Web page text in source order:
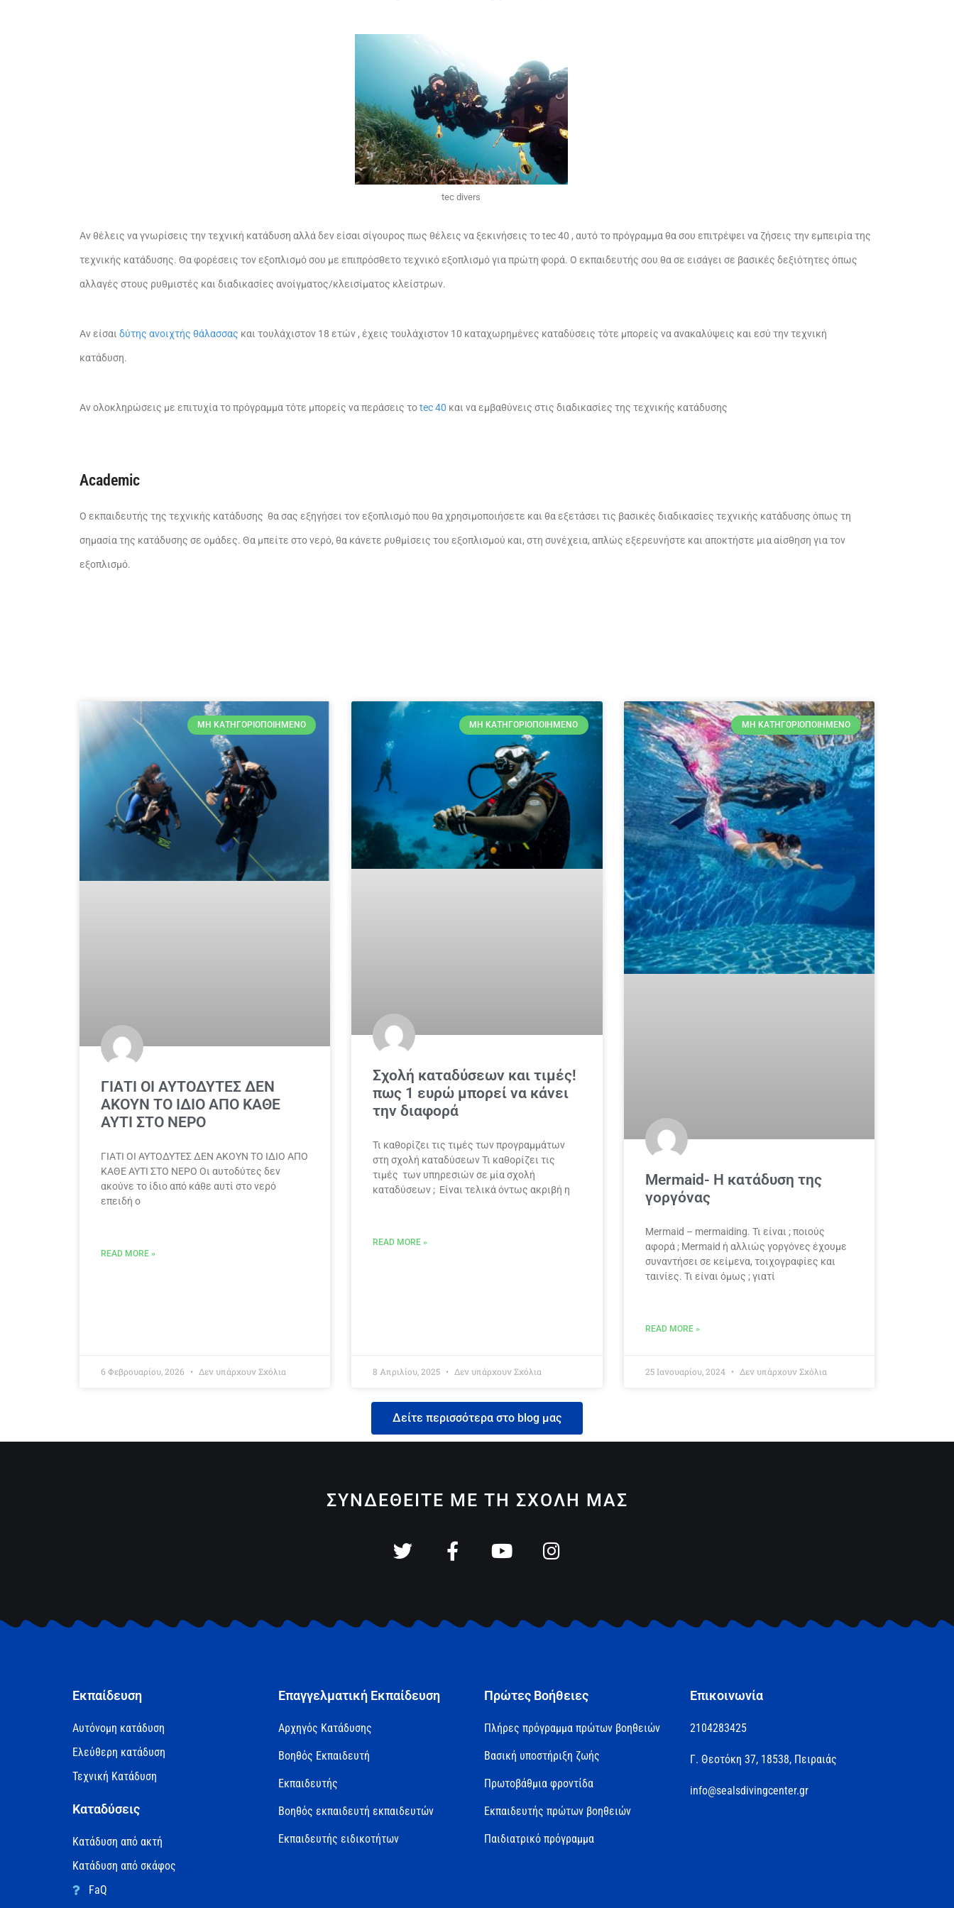
tec divers
Αν θέλεις να γνωρίσεις την τεχνική κατάδυση αλλά δεν είσαι σίγουρος πως θέλεις να ξεκινήσεις το tec 40 , αυτό το πρόγραμμα θα σου επιτρέψει να ζήσεις την εμπειρία της
τεχνικής κατάδυσης. Θα φορέσεις τον εξοπλισμό σου με επιπρόσθετο τεχνικό εξοπλισμό για πρώτη φορά. Ο εκπαιδευτής σου θα σε εισάγει σε βασικές δεξιότητες όπως
αλλαγές στους ρυθμιστές και διαδικασίες ανοίγματος/κλεισίματος κλείστρων.
Αν είσαι δύτης ανοιχτής θάλασσας και τουλάχιστον 18 ετών , έχεις τουλάχιστον 10 καταχωρημένες καταδύσεις τότε μπορείς να ανακαλύψεις και εσύ την τεχνική
κατάδυση.
Αν ολοκληρώσεις με επιτυχία το πρόγραμμα τότε μπορείς να περάσεις τοtec 40 και να εμβαθύνεις στις διαδικασίες της τεχνικής κατάδυσης
Academic
Ο εκπαιδευτής της τεχνικής κατάδυσης θα σας εξηγήσει τον εξοπλισμό που θα χρησιμοποιήσετε και θα εξετάσει τις βασικές διαδικασίες τεχνικής κατάδυσης όπως τη
σημασία της κατάδυσης σε ομάδες. Θα μπείτε στο νερό, θα κάνετε ρυθμίσεις του εξοπλισμού και, στη συνέχεια, απλώς εξερευνήστε και αποκτήστε μια αίσθηση για τον
εξοπλισμό.
ΜΗ ΚΑΤΗΓΟΡΙΟΠΟΙΗΜΈΝΟ
ΓΙΑΤΙ ΟΙ ΑΥΤΟΔΥΤΕΣ ΔΕΝ
ΑΚΟΥΝ ΤΟ ΙΔΙΟ ΑΠΟ ΚΑΘΕ
ΑΥΤΙ ΣΤΟ ΝΕΡΟ
ΓΙΑΤΙ ΟΙ ΑΥΤΟΔΥΤΕΣ ΔΕΝ ΑΚΟΥΝ ΤΟ ΙΔΙΟ ΑΠΟ
ΚΑΘΕ ΑΥΤΙ ΣΤΟ ΝΕΡΟ Οι αυτοδύτες δεν
ακούνε το ίδιο από κάθε αυτί στο νερό
επειδή ο
READ MORE »
6 Φεβρουαρίου, 2026 Δεν υπάρχουν Σχόλια
ΜΗ ΚΑΤΗΓΟΡΙΟΠΟΙΗΜΈΝΟ
Σχολή καταδύσεων και τιμές!
πως 1 ευρώ μπορεί να κάνει
την διαφορά
Τι καθορίζει τις τιμές των προγραμμάτων
στη σχολή καταδύσεων Τι καθορίζει τις
τιμές των υπηρεσιών σε μία σχολή
καταδύσεων ; Είναι τελικά όντως ακριβή η
READ MORE »
8 Απριλίου, 2025 Δεν υπάρχουν Σχόλια
ΜΗ ΚΑΤΗΓΟΡΙΟΠΟΙΗΜΈΝΟ
Mermaid- Η κατάδυση της
γοργόνας
Mermaid – mermaiding. Τι είναι ; ποιούς
αφορά ; Mermaid ή αλλιώς γοργόνες έχουμε
συναντήσει σε κείμενα, τοιχογραφίες και
ταινίες. Τι είναι όμως ; γιατί
READ MORE »
25 Ιανουαρίου, 2024 Δεν υπάρχουν Σχόλια
Δείτε περισσότερα στο blog μας
ΣΥΝΔΕΘΕΙΤΕ ΜΕ ΤΗ ΣΧΟΛΗ ΜΑΣ
Εκπαίδευση
Αυτόνομη κατάδυση
Ελεύθερη κατάδυση
Τεχνική Κατάδυση
Καταδύσεις
Κατάδυση από ακτή
Κατάδυση από σκάφος
FaQ
Επαγγελματική Εκπαίδευση
Αρχηγός Κατάδυσης
Βοηθός Εκπαιδευτή
Εκπαιδευτής
Βοηθός εκπαιδευτή εκπαιδευτών
Εκπαιδευτής ειδικοτήτων
Πρώτες Βοήθειες
Πλήρες πρόγραμμα πρώτων βοηθειών
Βασική υποστήριξη ζωής
Πρωτοβάθμια φροντίδα
Εκπαιδευτής πρώτων βοηθειών
Παιδιατρικό πρόγραμμα
Επικοινωνία
2104283425
Γ. Θεοτόκη 37, 18538, Πειραιάς
info@sealsdivingcenter.gr